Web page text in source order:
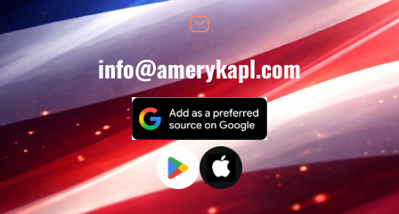
info@amerykapl.com